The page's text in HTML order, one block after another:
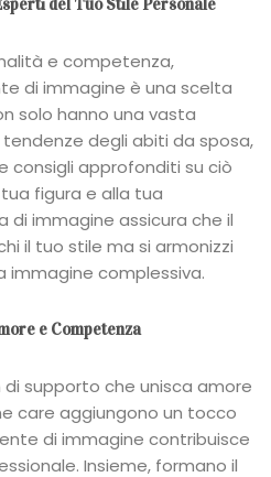
del Tuo Stile Personale
e competenza,
di immagine è una scelta
solo hanno una vasta
degli abiti da sposa,
consigli approfonditi su ciò
figura e alla tua
di immagine assicura che il
il tuo stile ma si armonizzi
complessiva.
e Competenza
di supporto che unisca amore
care aggiungono un tocco
di immagine contribuisce
Insieme, formano il